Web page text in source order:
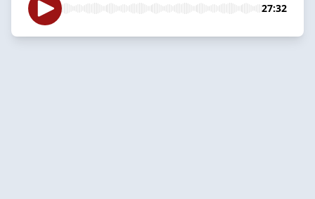
27:32